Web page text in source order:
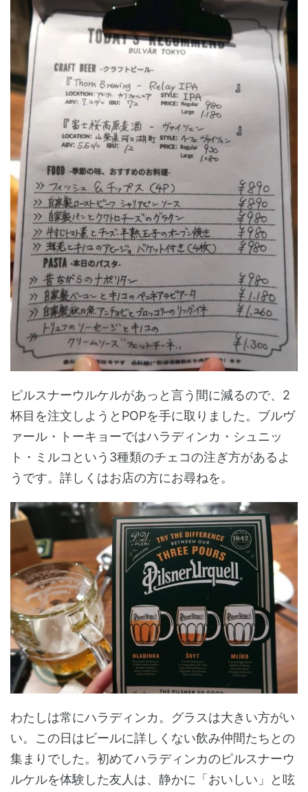
ピルスナーウルケルがあっと言う間に減るので、2
杯目を注文しようとPOPを手に取りました。ブルヴ
ァール・トーキョーではハラディンカ・シュニッ
ト・ミルコという3種類のチェコの注ぎ方があるよ
うです。詳しくはお店の方にお尋ねを。
わたしは常にハラディンカ。グラスは大きい方がい
い。この日はビールに詳しくない飲み仲間たちとの
集まりでした。初めてハラディンカのピルスナーウ
ルケルを体験した友人は、静かに「おいしい」と呟